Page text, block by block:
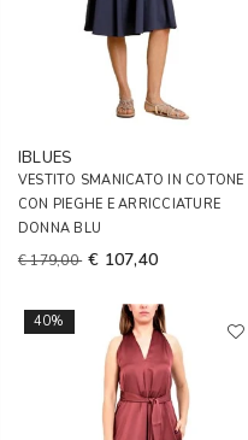
IBLUES
VESTITO SMANICATO IN COTONE
CON PIEGHE E ARRICCIATURE
DONNA BLU
€ 179,00 € 107,40
40%